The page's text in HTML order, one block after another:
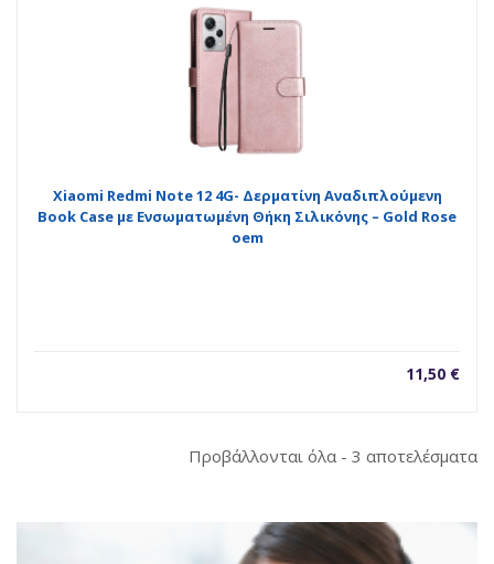
Xiaomi Redmi Note 12 4G- Δερματίνη Αναδιπλούμενη
Book Case με Ενσωματωμένη Θήκη Σιλικόνης – Gold Rose
oem
11,50 €
Προβάλλονται όλα - 3 αποτελέσματα